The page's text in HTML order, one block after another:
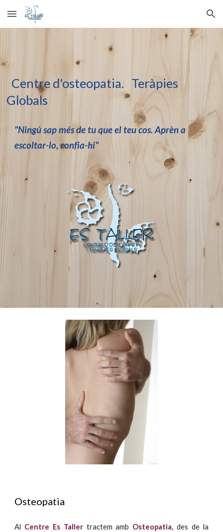
Skip to main content Skip to navigation
Centre d'osteopatia. Teràpies
Globals
"Ningú sap més de tu que el teu cos. Aprèn a
escoltar-lo, confia-hi"
Osteopatia
Al Centre Es Tallertractem amb Osteopatia, des de la